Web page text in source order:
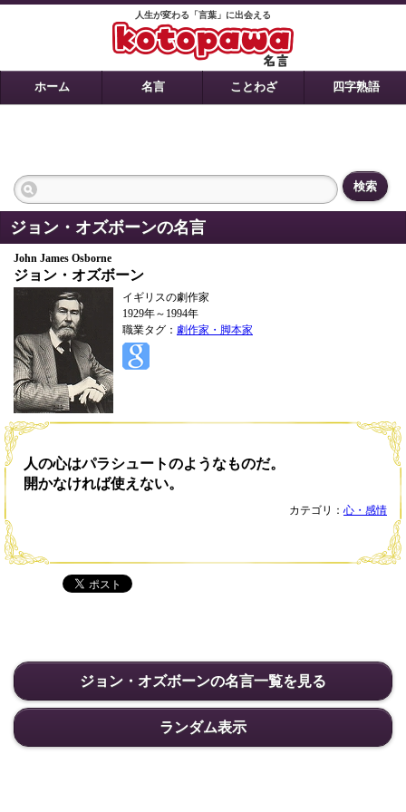
人生が変わる「言葉」に出会える
ホーム 名言 ことわざ 四字熟語
検索
ジョン・オズボーンの名言
John James Osborne
ジョン・オズボーン
イギリスの劇作家
1929年～1994年
職業タグ： 劇作家・脚本家
人の心はパラシュートのようなものだ。
開かなければ使えない。
カテゴリ： 心・感情
ジョン・オズボーンの名言一覧を見る
ランダム表示